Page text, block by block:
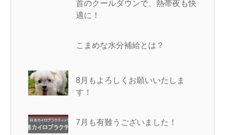
首のクールダウンで、熱帯夜も快
適に！
こまめな水分補給とは？
8月もよろしくお願いいたしま
す！
7月も有難うございました！